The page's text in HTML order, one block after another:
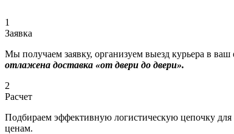
1
Заявка
Мы получаем заявку, организуем выезд курьера в
отлажена доставка «от двери до двери».
2
Расчет
Подбираем эффективную логистическую цепочку для
ценам.